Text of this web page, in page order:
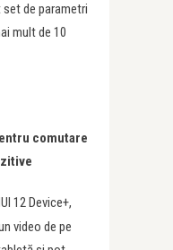
de parametri
mult de 10
comutare
12 Device+,
video de pe